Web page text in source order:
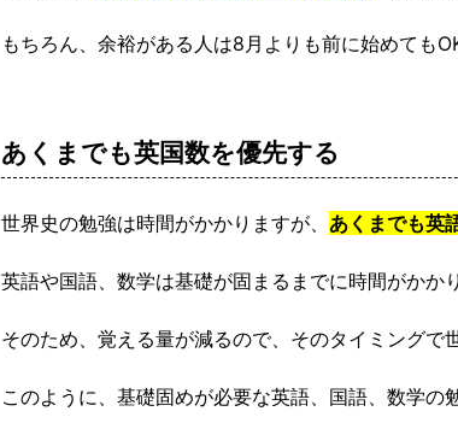
もちろん、余裕がある人は8月よりも前に始めても
あくまでも英国数を優先する
世界史の勉強は時間がかかりますが、 あくまでも英
英語や国語、数学は基礎が固まるまでに時間がかか
そのため、覚える量が減るので、そのタイミングで
このように、基礎固めが必要な英語、国語、数学の